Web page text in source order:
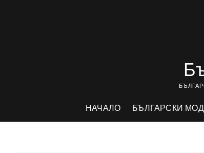
НАЧАЛО БЪЛГАРСКИ